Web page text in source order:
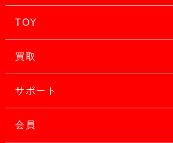
TOY
買取
サポート
会員